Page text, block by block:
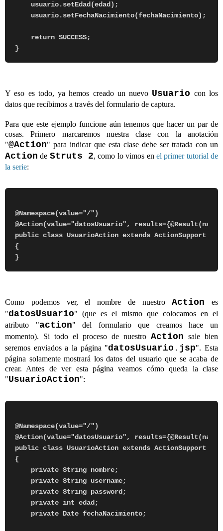
    usuario.setEdad(edad);
    usuario.setFechaNacimiento(fechaNacimiento);
    return SUCCESS;
Y eso es todo, ya hemos creado un nuevo Usuario con los
datos que recibimos a través del formulario de captura.
Para que este ejemplo funcione aún tenemos que hacer un par de
cosas. Primero marcaremos nuestra clase con la anotación
"@Action" para indicar que esta clase debe ser tratada con un
Action de Struts 2, como lo vimos en el primer tutorial de
la serie:
@Namespace(value="/")
@Action(value="datosUsuario",
public class UsuarioAction extends ActionSupport
{
Como podemos ver, el nombre de nuestroAction es
"datosUsuario" (que es el mismo que colocamos en el
atributo "action" del formulario que creamos hace un
momento). Si todo el proceso de nuestro Action sale bien
seremos enviados a la página "datosUsuario.jsp". Esta
página solamente mostrará los datos del usuario que se acaba de
crear. Antes de ver esta página veamos cómo queda la clase
"UsuarioAction":
@Namespace(value="/")
@Action(value="datosUsuario",
public class UsuarioAction extends ActionSupport
{
    private String nombre;
    private String username;
    private String password;
    private int edad;
    private Date fechaNacimiento;